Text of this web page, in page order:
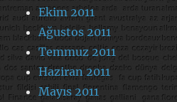
Ekim 2011
Ağustos 2011
Temmuz 2011
Haziran 2011
Mayıs 2011